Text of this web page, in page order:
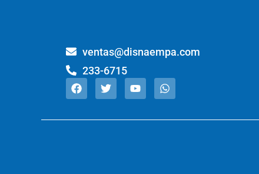
ventas@disnaempa.com
233-6715